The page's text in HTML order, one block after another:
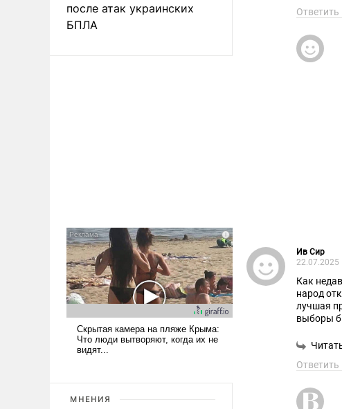
после атак украинских
БПЛА
МНЕНИЯ
Ответить
Ив Сир
22.07.2025
Как
народ
лучшая
выборы
Ответить